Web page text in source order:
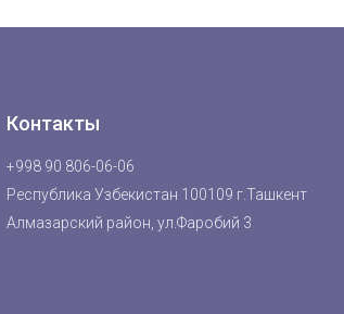
Контакты
+998 90 806-06-06
Республика Узбекистан 100109 г.Ташкент
Алмазарский район, ул.Фаробий 3